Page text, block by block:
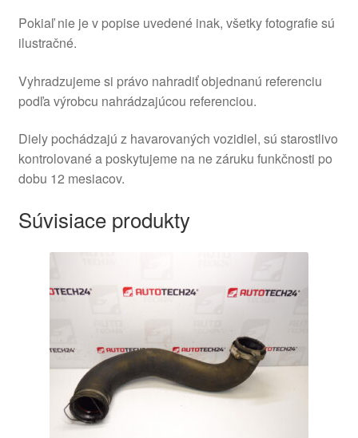
Pokiaľ nie je v popise uvedené inak, všetky fotografie sú
ilustračné.
Vyhradzujeme si právo nahradiť objednanú referenciu
podľa výrobcu nahrádzajúcou referenciou.
Diely pochádzajú z havarovaných vozidiel, sú starostlivo
kontrolované a poskytujeme na ne záruku funkčnosti po
dobu 12 mesiacov.
Súvisiace produkty